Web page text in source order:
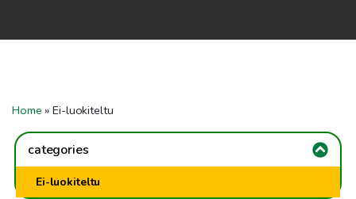
Contact us
FI
EN
Home »Ei-luokiteltu
categories
Ei-luokiteltu